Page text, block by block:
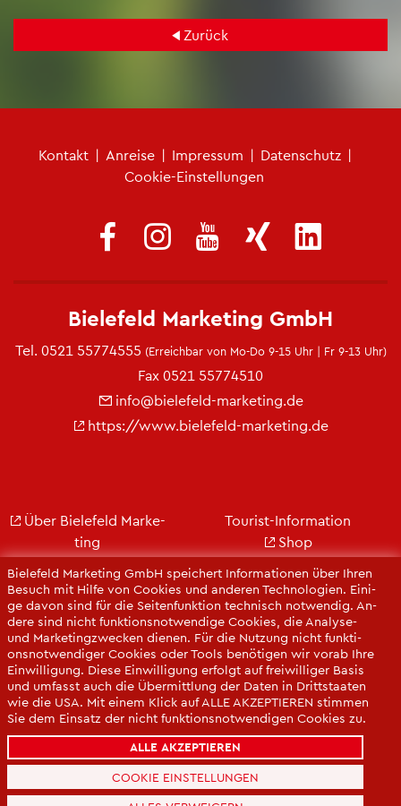
Zu­rück
Kon­takt | An­rei­se | Im­pres­sum | Da­ten­schutz |
Coo­kie-Ein­stel­lun­gen
Bie­le­feld Mar­ke­ting GmbH spei­chert In­for­ma­tio­nen über Ihren
Be­such mit Hilfe von Coo­kies und an­de­ren Tech­no­lo­gi­en. Ei­ni­
ge davon sind für die Sei­ten­funk­ti­on tech­nisch not­wen­dig. An­
de­re sind nicht funk­ti­ons­not­wen­di­ge Coo­kies, die Ana­ly­se-
und Mar­ke­ting­zwe­cken die­nen. Für die Nut­zung nicht funk­ti­
ons­not­wen­di­ger Coo­kies oder Tools be­nö­ti­gen wir vorab Ihre
Ein­wil­li­gung. Diese Ein­wil­li­gung er­folgt auf frei­wil­li­ger Basis
und um­fasst auch die Über­mitt­lung der Daten in Dritt­staa­ten
wie die USA. Mit einem Klick auf ALLE AK­ZEP­TIE­REN stim­men
Sie dem Ein­satz der nicht funk­ti­ons­not­wen­di­gen Coo­kies zu.
Sie kön­nen Ihre Ein­wil­li­gung über die COO­KIE-EIN­STEL­LUN­
GEN je­der­zeit än­dern oder mit Wir­kung für die Zu­kunft wi­der­
ru­fen.
Da­ten­schut­z­er­klä­rung
COOKIE EINSTELLUNGEN
ALLE AKZEPTIEREN
Bie­le­feld Mar­ke­ting GmbH
Tel. 0521 55774555 (Er­reich­bar von Mo-Do 9-15 Uhr | Fr 9-13 Uhr)
Fax 0521 55774510
info@​bielefeld-​marketing.​de
https://​www.​bielefeld-​marketing.​de
Über Bie­le­feld Mar­ke­
ting
Kon­takt
Ge­schäfts­be­richt
Pres­se
Tou­rist-In­for­ma­ti­on
Shop
Bie­le­feld-Gut­schein
Web­cams